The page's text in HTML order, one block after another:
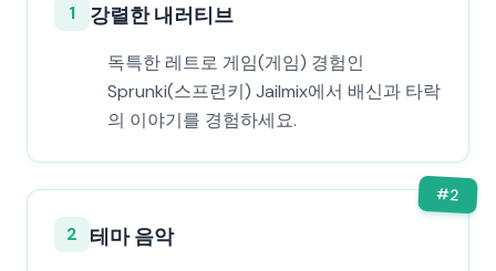
1 강렬한 내러티브
독특한 레트로 게임(게임) 경험인
Sprunki(스프런키) Jailmix에서 배신과 타락
의 이야기를 경험하세요.
#2
2 테마 음악